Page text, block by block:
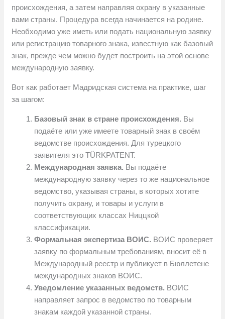
происхождения, а затем направляя охрану в указанные
вами страны. Процедура всегда начинается на родине.
Необходимо уже иметь или подать национальную заявку
или регистрацию товарного знака, известную как базовый
знак, прежде чем можно будет построить на этой основе
международную заявку.
Вот как работает Мадридская система на практике, шаг
за шагом:
Базовый знак в стране происхождения. Вы
подаёте или уже имеете товарный знак в своём
ведомстве происхождения. Для турецкого
заявителя это TÜRKPATENT.
Международная заявка. Вы подаёте
международную заявку через то же национальное
ведомство, указывая страны, в которых хотите
получить охрану, и товары и услуги в
соответствующих классах Ниццкой
классификации.
Формальная экспертиза ВОИС. ВОИС проверяет
заявку по формальным требованиям, вносит её в
Международный реестр и публикует в Бюллетене
международных знаков ВОИС.
Уведомление указанных ведомств. ВОИС
направляет запрос в ведомство по товарным
знакам каждой указанной страны.